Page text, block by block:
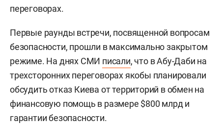
переговорах.
Первые раунды встречи, посвященной вопросам
безопасности, прошли в максимально закрытом
режиме. На днях СМИ писали, что в Абу-Даби на
трехсторонних переговорах якобы планировали
обсудить отказ Киева от территорий в обмен на
финансовую помощь в размере $800 млрд и
гарантии безопасности.